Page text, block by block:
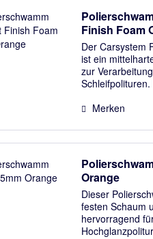
Finish Foam
Der Carsystem
ist ein
zur
Merken
Orange
Dieser
festen Schaum
hervorragend